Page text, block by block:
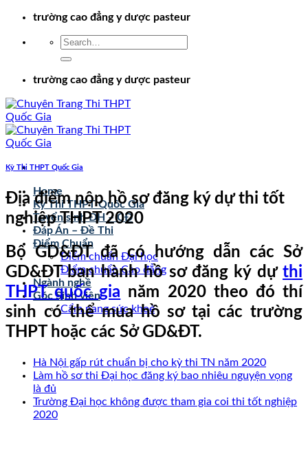
Chuyểntrường cao đẳng y dược pasteur
trường cao đẳng y dược pasteur
Home
Kỳ Thi THPT Quốc Gia
Tuyển sinh ĐH – CĐ
Đáp Án – Đề Thi
Điểm Chuẩn
Điểm chuẩn Đại học
Điểm chuẩn Cao đẳng
Ngành nghề
Góc Sinh viên
Cẩm nang sức khoẻ
Kỳ Thi THPT Quốc Gia
Địa điểm nộp hồ sơ đăng ký dự thi tốt
nghiệp THPT 2020
Bộ GD&ĐT đã có hướng dẫn các Sở
GD&ĐT ban hành hồ sơ đăng ký dự thi
THPT quốc gia năm 2020 theo đó thí
sinh có thể mua hồ sơ tại các trường
THPT hoặc các Sở GD&ĐT.
Hà Nội gấp rút chuẩn bị cho kỳ thi TN năm 2020
Làm hồ sơ thi Đại học đăng ký bao nhiêu nguyện vọng
là đủ
Trường Đại học không được tham gia coi thi tốt nghiệp
2020